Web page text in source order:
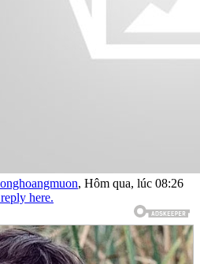
, Hôm qua, lúc 08:26
here.